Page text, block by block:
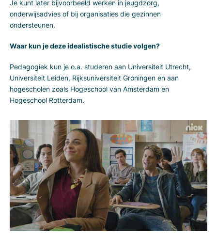
Je kunt later bijvoorbeeld werken in jeugdzorg,
onderwijsadvies of bij organisaties die gezinnen
ondersteunen.
Waar kun je deze idealistische studie volgen?
Pedagogiek kun je o.a. studeren aan Universiteit Utrecht,
Universiteit Leiden, Rijksuniversiteit Groningen en aan
hogescholen zoals Hogeschool van Amsterdam en
Hogeschool Rotterdam.